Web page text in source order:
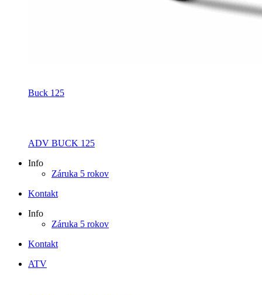
Buck 125
ADV BUCK 125
Info
Záruka 5 rokov
Kontakt
Info
Záruka 5 rokov
Kontakt
ATV